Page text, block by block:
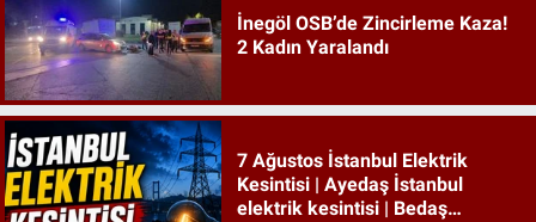
İnegöl OSB’de Zincirleme Kaza!
2 Kadın Yaralandı
7 Ağustos İstanbul Elektrik
Kesintisi | Ayedaş İstanbul
elektrik kesintisi | Bedaş